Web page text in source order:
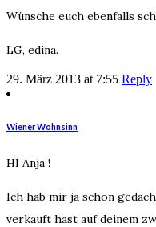
Wünsche euch ebenfalls
LG, edina.
29. März 2013 at 7:55 Reply
Wiener Wohnsinn
HI Anja !
Ich hab mir ja schon
verkauft hast auf deinem